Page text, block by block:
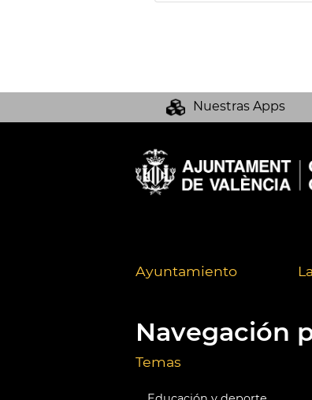
Nuestras Apps
Ayuntamiento
Navegación
Temas